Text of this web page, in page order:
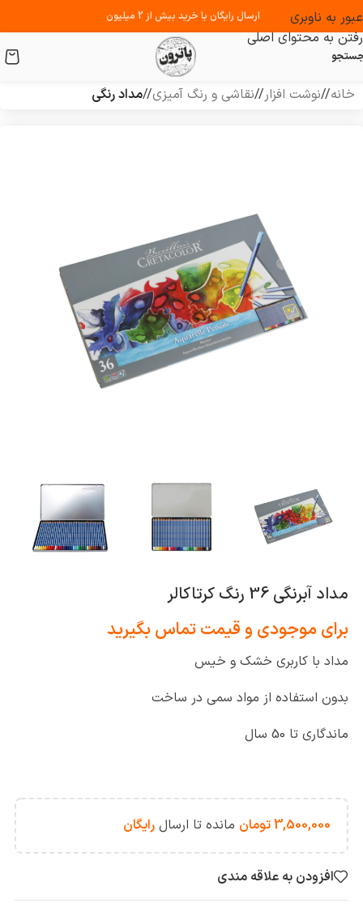
عبور به ناوبری
رفتن به محتوای اصلی
ارسال رایگان با خرید بیش از 2 میلیون
خانه/ نوشت افزار/ نقاشی و رنگ آمیزی/ مداد رنگی
مداد آبرنگی 36 رنگ کرتاکالر
برای موجودی و قیمت تماس بگیرید
مداد با کاربری خشک و خیس
بدون استفاده از مواد سمی در ساخت
ماندگاری تا 50 سال
3,500,000تومان مانده تا ارسال رایگان
افزودن به علاقه مندی